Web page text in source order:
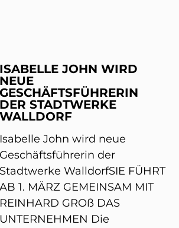
ISABELLE JOHN WIRD
NEUE
GESCHÄFTSFÜHRERIN
DER STADTWERKE
WALLDORF
Isabelle John wird neue
Geschäftsführerin der
Stadtwerke WalldorfSIE FÜHRT
AB 1. MÄRZ GEMEINSAM MIT
REINHARD GROß DAS
UNTERNEHMEN Die